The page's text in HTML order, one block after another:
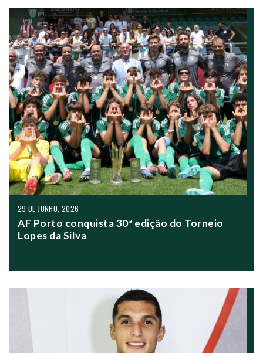
29 DE JUNHO, 2026
AF Porto conquista 30ª edição do Torneio
Lopes da Silva